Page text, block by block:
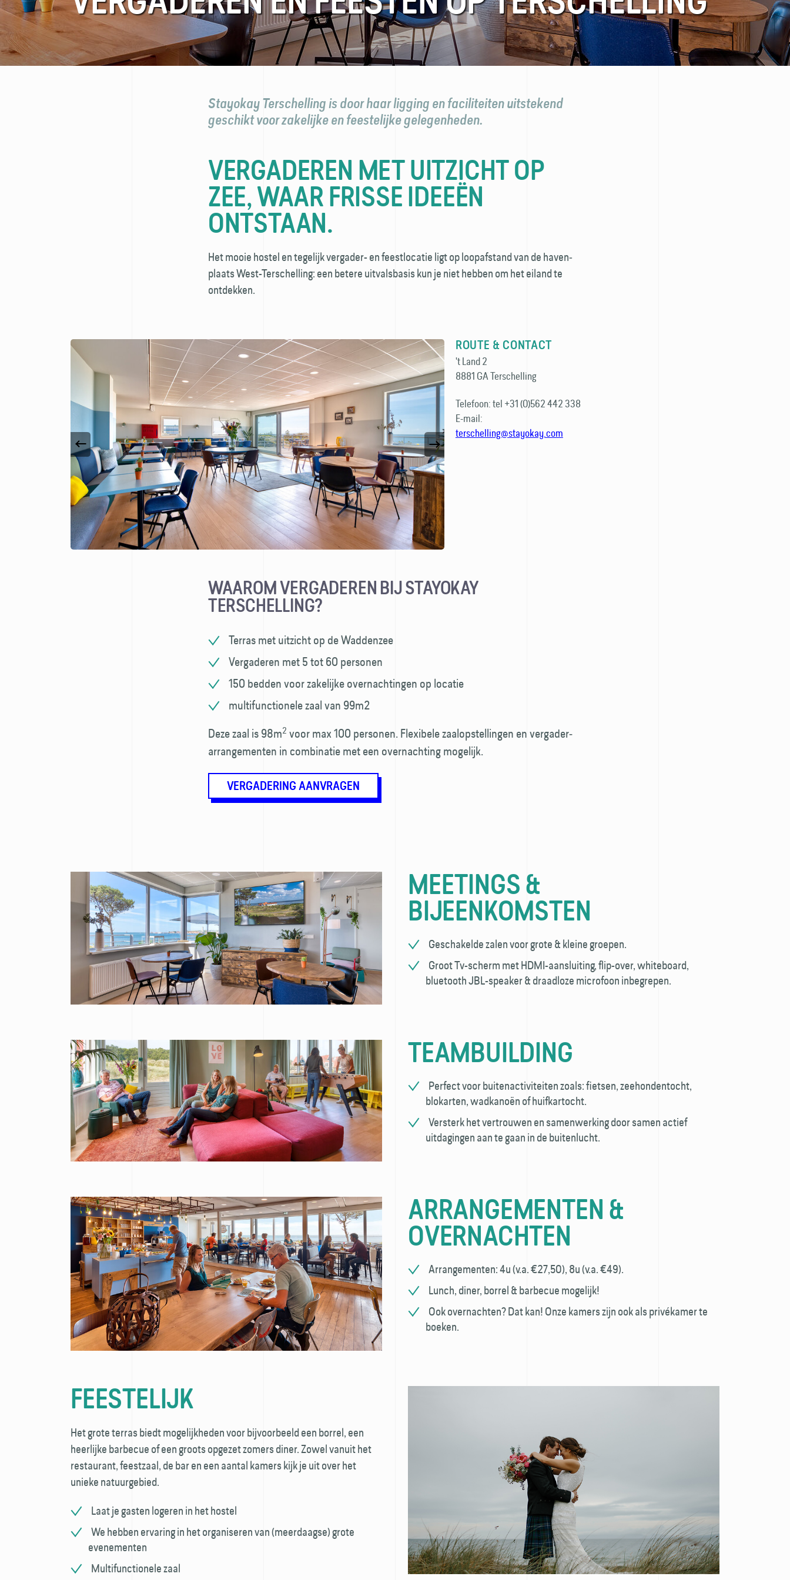
FAQ
Stayokay Terschelling is door haar ligging en faciliteiten uitstekend
geschikt voor zakelijke en feestelijke gelegenheden.
VERGADEREN MET UITZICHT OP
ZEE, WAAR FRISSE IDEEËN
ONTSTAAN.
Het mooie hostel en tegelijk vergader- en feest­locatie ligt op loopafstand van de haven­
plaats West-Terschelling: een betere uitvalsbasis kun je niet hebben om het eiland te
ontdekken.
ROUTE & CONTACT
't Land 2
8881 GA Terschelling
Telefoon:tel +31 (0)562 442 338
E-mail:
terschelling@stayokay.com
WAAROM VERGADEREN BIJ STAYOKAY
TERSCHELLING?
Terras met uitzicht op de Waddenzee
Vergaderen met 5 tot 60 personen
150 bedden voor zakelijke overnachtingen op locatie
multifunctionele zaal van 99m2
Deze zaal is 98m2 voor max 100 personen. Flexibele zaalopstellingen en vergader­
arrangementen in combinatie met een overnachting mogelijk.
VERGADERING AANVRAGEN
MEETINGS &
BIJEENKOMSTEN
Geschakelde zalen voor grote & kleine groepen.
Groot Tv-scherm met HDMI-aansluiting, flip-over, whiteboard,
bluetooth JBL-speaker & draadloze microfoon inbegrepen.
TEAMBUILDING
Perfect voor buitenactiviteiten zoals: fietsen, zeehondentocht,
blokarten, wadkanoën of huifkartocht.
Versterk het vertrouwen en samenwerking door samen actief
uitdagingen aan te gaan in de buitenlucht.
ARRANGEMENTEN &
OVERNACHTEN
Arrangementen: 4u (v.a. €27,50), 8u (v.a. €49).
Lunch, diner, borrel & barbecue mogelijk!
Ook overnachten? Dat kan! Onze kamers zijn ook als privékamer te
boeken.
FEESTELIJK
Het grote terras biedt mogelijkheden voor bijvoorbeeld een borrel, een
heerlijke barbecue of een groots opgezet zomers diner. Zowel vanuit het
restaurant, feestzaal, de bar en een aantal kamers kijk je uit over het
unieke natuurgebied.
Laat je gasten logeren in het hostel
We hebben ervaring in het organiseren van (meerdaagse) grote
evenementen
Multifunctionele zaal